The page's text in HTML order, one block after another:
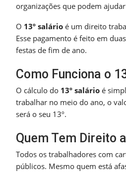
organizações que podem
O 13º salário é um direito
Esse pagamento é feito em
festas de fim de ano.
Como Funciona o
O cálculo do 13º salário é
trabalhar no meio do ano, o
será o seu 13º.
Quem Tem Direito
Todos os trabalhadores com
públicos. Mesmo quem está